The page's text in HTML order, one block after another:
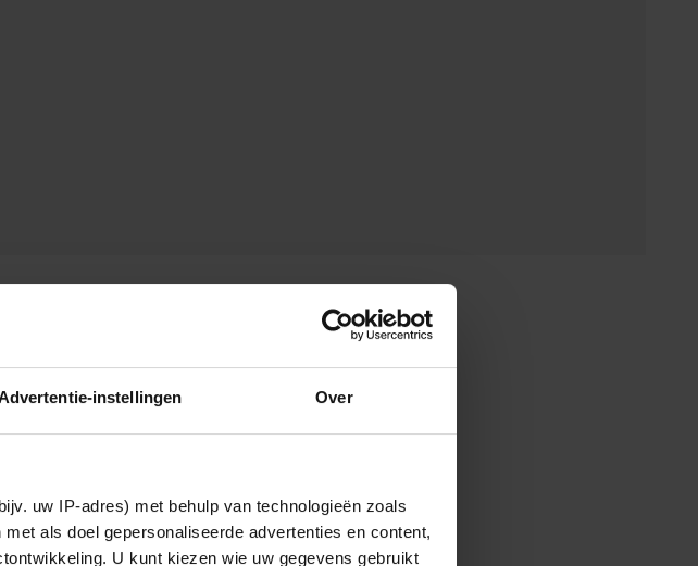
instellingen Over
uw IP-adres) met behulp van technologieën zoals
als doel gepersonaliseerde advertenties en content,
U kunt kiezen wie uw gegevens gebruikt